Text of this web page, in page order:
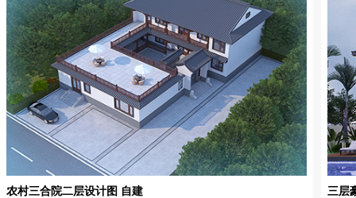
农村三合院二层设计图 自建 三层